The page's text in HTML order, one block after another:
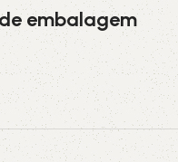
embalagem